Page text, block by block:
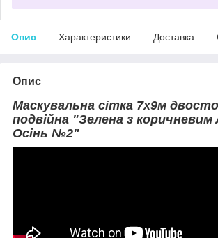
Опис Характеристики Доставка
Опис
Маскувальна сітка 7х9м
подвійна "Зелена з
Осінь №2"